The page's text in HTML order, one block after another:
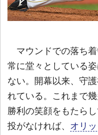
マウンドでの落ち着
常に堂々としている
ない。開幕以来、守
れている。これまで
勝利の笑顔をもたらし
投がなければ、 オリ